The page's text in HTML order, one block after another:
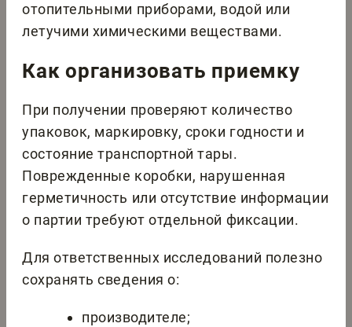
отопительными приборами, водой или
летучими химическими веществами.
Как организовать приемку
При получении проверяют количество
упаковок, маркировку, сроки годности и
состояние транспортной тары.
Поврежденные коробки, нарушенная
герметичность или отсутствие информации
о партии требуют отдельной фиксации.
Для ответственных исследований полезно
сохранять сведения о:
производителе;